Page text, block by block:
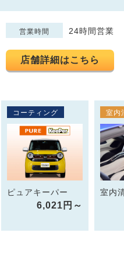
営業時間 24時間営業
店舗詳細はこちら
コーティング
ピュアキーパー
6,021円～
室内
室内